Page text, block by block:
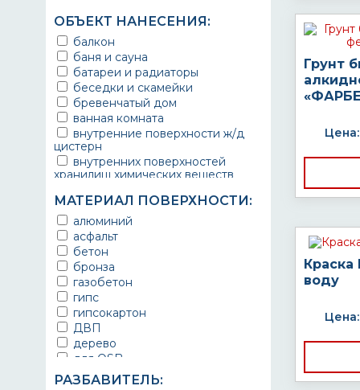
ОБЪЕКТ НАНЕСЕНИЯ:
балкон
баня и сауна
батареи и радиаторы
беседки и скамейки
бревенчатый дом
ванная комната
внутренние поверхности ж/д
цистерн
внутренних поверхностей
хранилищ химических веществ
ворота
выхлопные системы
автомобилей
газопроводы
гараж
гидротехнические сооружения
городской транспорт
грузовые вагоны
двери металлические
детали двигателей
детали машин
для автомобилей
МАТЕРИАЛ ПОВЕРХНОСТИ:
алюминий
асфальт
бетон
бронза
газобетон
гипс
гипсокартон
ДВП
дерево
для OSB
для бетона
РАЗБАВИТЕЛЬ:
Грунт
Цена:
воду
Цена: